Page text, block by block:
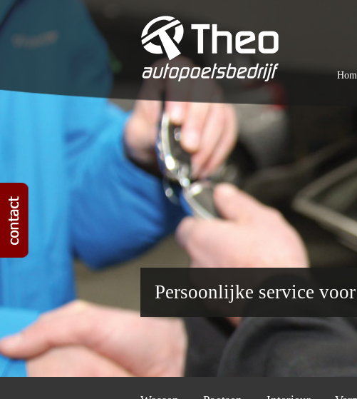
Persoonlijke service